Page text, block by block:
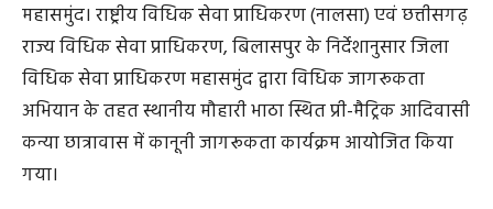
महासमुंद। राष्ट्रीय विधिक सेवा प्राधिकरण (नालसा) एवं छत्तीसगढ़
राज्य विधिक सेवा प्राधिकरण, बिलासपुर के निर्देशानुसार जिला
विधिक सेवा प्राधिकरण महासमुंद द्वारा विधिक जागरूकता
अभियान के तहत स्थानीय मौहारी भाठा स्थित प्री-मैट्रिक आदिवासी
कन्या छात्रावास में कानूनी जागरूकता कार्यक्रम आयोजित किया
गया।